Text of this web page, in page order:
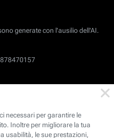
generate con l'ausilio dell'AI.